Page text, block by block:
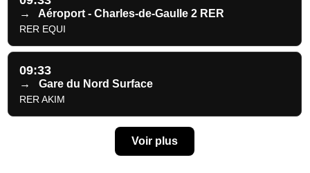
→ Aéroport - Charles-de-Gaulle 2 RER
RER EQUI
09:33
→ Gare du Nord Surface
RER AKIM
Voir plus